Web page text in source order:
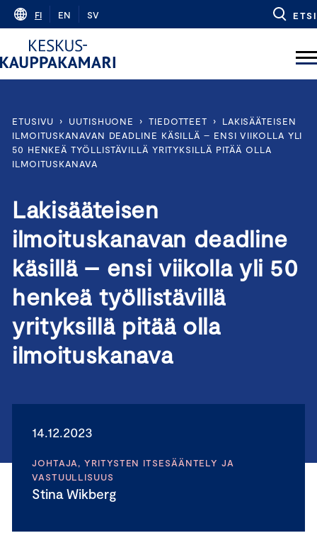
Skip
content
FI EN SV ETSI
ETUSIVU › UUTISHUONE › TIEDOTTEET ›
LAKISÄÄTEISEN
ILMOITUSKANAVAN DEADLINE KÄSILLÄ – ENSI VIIKOLLA YLI
50 HENKEÄ TYÖLLISTÄVILLÄ YRITYKSILLÄ PITÄÄ OLLA
ILMOITUSKANAVA
Lakisääteisen
ilmoituskanavan deadline
käsillä – ensi viikolla yli 50
henkeä työllistävillä
yrityksillä pitää olla
ilmoituskanava
14.12.2023
JOHTAJA, YRITYSTEN ITSESÄÄNTELY JA
VASTUULLISUUS
Stina Wikberg